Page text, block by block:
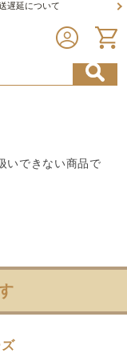
遅延について
いできない商品で